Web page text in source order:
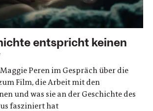
entspricht keinen
Peren im Gespräch über die
Film, die Arbeit mit den
und was sie an der Geschichte des
fasziniert hat